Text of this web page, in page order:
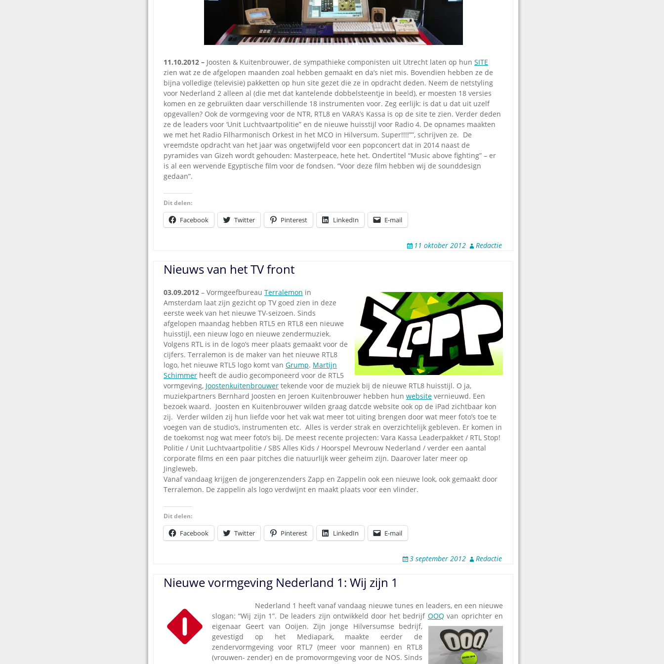
Omroepbanden
Stoomfluit Klaas
Vaak
Uitvinding
11.10.2012 – Joosten & Kuitenbrouwer, de sympathieke componisten uit Utrecht laten op hun SITE
zien wat ze de afgelopen maanden zoal hebben gemaakt en da’s niet mis. Bovendien hebben ze de
bijna volledige (televisie) pakketten op hun site gezet die ze in opdracht deden. Neem de netstyling
voor Nederland 2 alleen al (die met dat kantelende dobbelsteentje in beeld), er moesten 18 versies
komen en ze gebruikten daar verschillende 18 instrumenten voor. Zeg eerlijk: is dat u dat uit uzelf
opgevallen? Ook de vormgeving voor de NTR, RTL8 en VARA’s Kassa is op de site te zien. Verder deden
ze de leaders voor ‘Unit Luchtvaartpolitie” en de nieuwe huisstijl voor Radio 4. De opnames maakten
we met het Radio Filharmonisch Orkest in het MCO in Hilversum. Super!!!!””, schrijven ze. De
vreemdste opdracht van het jaar was ongetwijfeld voor een popconcert dat in 2014 naast de
pyramides van Gizeh wordt gehouden: Masterpeace, hete het. Ondertitel “Music above fighting” – er
is al een wervende Egyptische film voor de fondsen. “Voor deze film hebben wij de sounddesign
gedaan”.
Dit delen:
Facebook Twitter Pinterest LinkedIn E-mail
11 oktober 2012 Redactie
Nieuws van het TV front
03.09.2012 – Vormgeefbureau Terralemon in
Amsterdam laat zijn gezicht op TV goed zien in deze
eerste week van het nieuwe TV-seizoen. Sinds
afgelopen maandag hebben RTL5 en RTL8 een nieuwe
huisstijl, een nieuw logo en nieuwe zendermuziek.
Volgens RTL is in de logo’s meer plaats gemaakt voor de
cijfers. Terralemon is de maker van het nieuwe RTL8
logo, het nieuwe RTL5 logo komt van Grump. Martijn
Schimmer heeft de audio gecomponeerd voor de RTL5
vormgeving, Joostenkuitenbrouwer tekende voor de muziek bij de nieuwe RTL8 huisstijl. O ja,
muziekpartners Bernhard Joosten en Jeroen Kuitenbrouwer hebben hun website vernieuwd. Een
bezoek waard. Joosten en Kuitenbrouwer wilden graag datcde website ook op de iPad zichtbaar kon
zij. Verder wilden zij hun liefde voor het vak wat meer tot uiting brengen door wat meer foto’s toe te
voegen van de studio’s, instrumenten etc. Alles is verder strak en overzichtelijk gebleven. Er komen in
de toekomst nog wat meer foto’s bij. De meest recente projecten: Vara Kassa Leaderpakket / RTL Stop!
Politie / Unit Luchtvaartpolitie / SBS Alles Kids / Hoorspel Mevrouw Nederland / verder een aantal
corporate films en een paar pitches die natuurlijk weer geheim zijn. Daarover later meer op
Jingleweb.
Vanaf vandaag krijgen de jongerenzenders Zapp en Zappelin ook een nieuwe look, ook gemaakt door
Terralemon. De zappelin als logo verdwijnt en maakt plaats voor een vlinder.
Dit delen:
Facebook Twitter Pinterest LinkedIn E-mail
3 september 2012 Redactie
Nieuwe vormgeving Nederland 1: Wij zijn 1
Nederland 1 heeft vanaf vandaag nieuwe tunes en leaders, en een nieuwe
slogan: “Wij zijn 1”. De leaders zijn ontwikkeld door het bedrijf OOQ van oprichter en
eigenaar Geert van Ooijen. Zijn jonge Hilversumse bedrijf,
gevestigd op het Mediapark, maakte eerder de
zendervormgeving voor RTL7 (meer voor mannen) en RTL8
(vrouwen- zender) en de promovormgeving voor de NOS. Sinds